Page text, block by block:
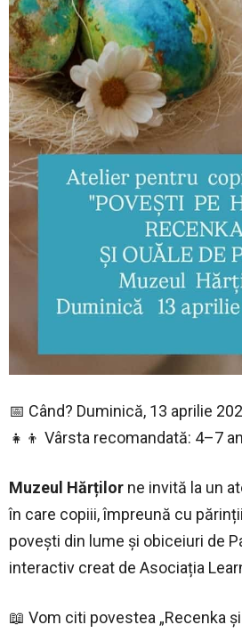
📅 Când? Duminică, 13 aprilie
👧👦 Vârsta recomandată: 4–7
Muzeul Hărților ne invită la un
în care copiii, împreună cu
povești din lume și obiceiuri de
interactiv creat de Asociația
📖 Vom citi povestea „Recenka